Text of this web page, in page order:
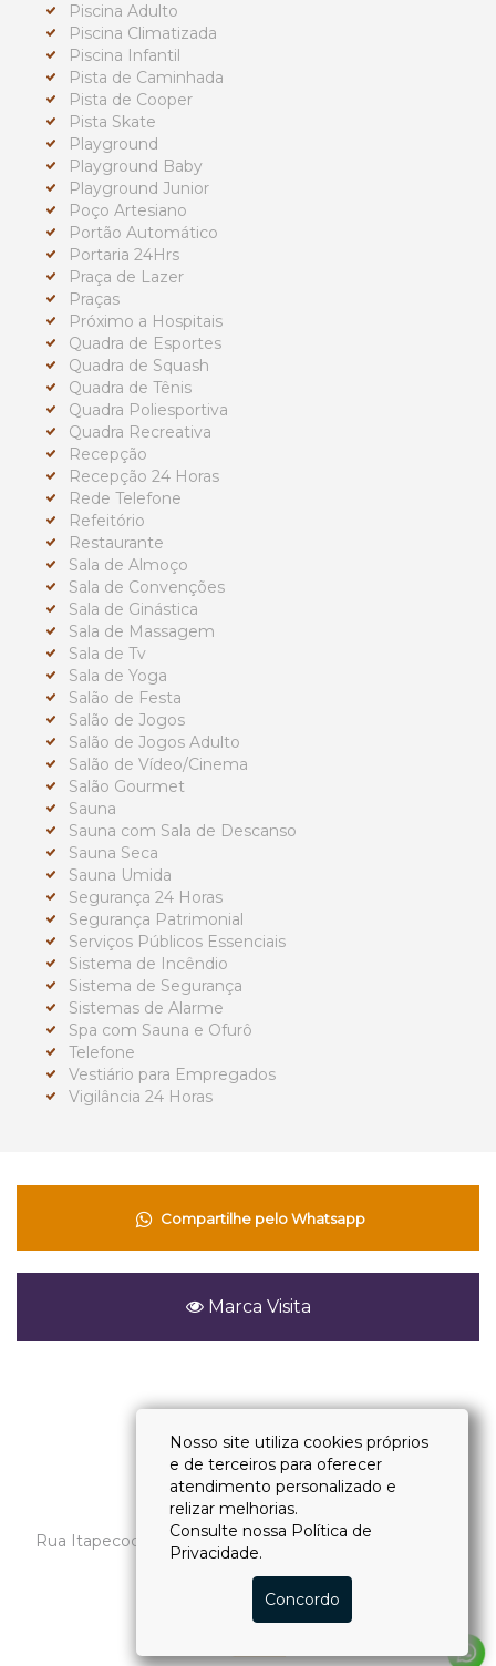
Piscina Adulto
Piscina Climatizada
Piscina Infantil
Pista de Caminhada
Pista de Cooper
Pista Skate
Playground
Playground Baby
Playground Junior
Poço Artesiano
Portão Automático
Portaria 24Hrs
Praça de Lazer
Praças
Próximo a Hospitais
Quadra de Esportes
Quadra de Squash
Quadra de Tênis
Quadra Poliesportiva
Quadra Recreativa
Recepção
Recepção 24 Horas
Rede Telefone
Refeitório
Restaurante
Sala de Almoço
Sala de Convenções
Sala de Ginástica
Sala de Massagem
Sala de Tv
Sala de Yoga
Salão de Festa
Salão de Jogos
Salão de Jogos Adulto
Salão de Vídeo/Cinema
Salão Gourmet
Sauna
Sauna com Sala de Descanso
Sauna Seca
Sauna Umida
Segurança 24 Horas
Segurança Patrimonial
Serviços Públicos Essenciais
Sistema de Incêndio
Sistema de Segurança
Sistemas de Alarme
Spa com Sauna e Ofurô
Telefone
Vestiário para Empregados
Vigilância 24 Horas
Compartilhe pelo Whatsapp
Marca Visita
(11) 4118-2828
Rua Itapecoca, 27 - Vila Andrade - CEP 05715-030 - São
Paulo – SP
CRECI: J-31482
Nosso site utiliza cookies próprios
e de terceiros para oferecer
atendimento personalizado e
relizar melhorias.
Consulte nossa Política de
Privacidade.
Concordo